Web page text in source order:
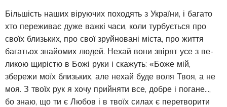
Більшість наших віруючих походять з України, і багато
хто переживає дуже важкі часи, коли турбується про
своїх близьких, про свої зруйнова­ні міста, про життя
багатьох знайомих людей. Нехай вони звірят усе з ве­
ликою щирістю в Божі руки і скажуть: «Боже мій,
збережи моїх близьких, але нехай буде воля Твоя, а не
моя. З твоїх рук я хочу прийняти все, добре і погане...,
бо знаю, що ти є Любов і в твоїх силах є перетворити